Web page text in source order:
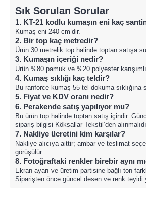
Sık Sorulan Sorular
1. KT-21 kodlu kumaşın eni kaç
Kumaş eni 240 cm’dir.
2. Bir top kaç metredir?
Ürün 30 metrelik top halinde toptan satışa
3. Kumaşın içeriği nedir?
Ürün %80 pamuk ve %20 polyester
4. Kumaş sıklığı kaç teldir?
Bu ranforce kumaş 55 tel dokuma sıklığına
5. Fiyat ve KDV oranı nedir?
6. Perakende satış yapılıyor mu?
Bu ürün top halinde toptan satış içindir.
sipariş bilgisi Köksallar Tekstil’den
7. Nakliye ücretini kim karşılar?
Nakliye alıcıya aittir; ambar ve teslimat
görüşülür.
8. Fotoğraftaki renkler birebir aynı
Ekran ayarı ve üretim partisine bağlı ton
Siparişten önce güncel desen ve renk teyidi